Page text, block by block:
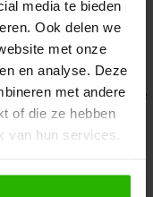
media te bieden
Ook delen we
met onze
en analyse. Deze
met andere
of die ze hebben
van hun services.
Voordeeluitjes.nl
has occurred while
console for more